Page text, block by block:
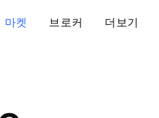
마켓 브로커 더보기